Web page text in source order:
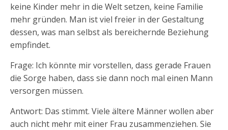
keine Kinder mehr in die Welt setzen, keine Familie
mehr gründen. Man ist viel freier in der Gestaltung
dessen, was man selbst als bereichernde Beziehung
empfindet.
Frage: Ich könnte mir vorstellen, dass gerade Frauen
die Sorge haben, dass sie dann noch mal einen Mann
versorgen müssen.
Antwort: Das stimmt. Viele ältere Männer wollen aber
auch nicht mehr mit einer Frau zusammenziehen. Sie